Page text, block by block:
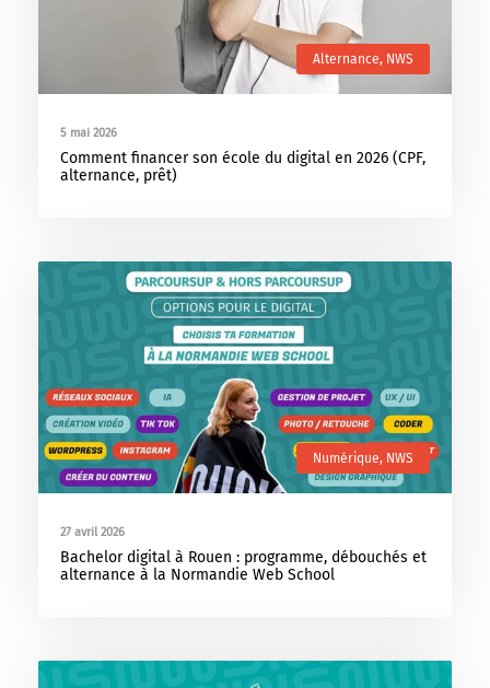
Alternance, NWS
5 mai 2026
Comment financer son école du digital en 2026 (CPF,
alternance, prêt)
Numérique, NWS
27 avril 2026
Bachelor digital à Rouen : programme, débouchés et
alternance à la Normandie Web School